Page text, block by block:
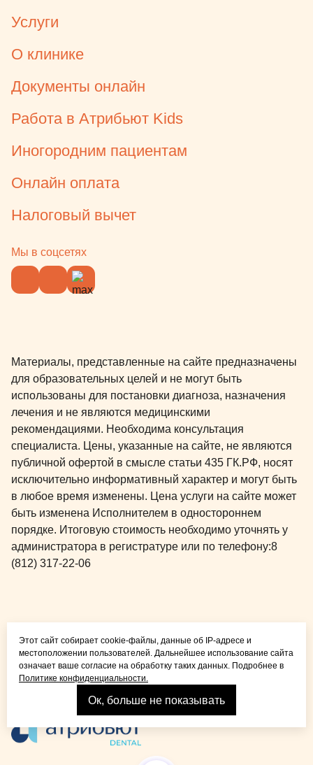
Услуги
О клинике
Документы онлайн
Работа в Атрибьют Kids
Иногородним пациентам
Онлайн оплата
Налоговый вычет
Мы в соцсетях
Материалы, представленные на сайте предназначены
для образовательных целей и не могут быть
использованы для постановки диагноза, назначения
лечения и не являются медицинскими
рекомендациями. Необходима консультация
специалиста. Цены, указанные на сайте, не являются
публичной офертой в смысле статьи 435 ГК.РФ, носят
исключительно информативный характер и могут быть
в любое время изменены. Цена услуги на сайте может
быть изменена Исполнителем в одностороннем
порядке. Итоговую стоимость необходимо уточнять у
администратора в регистратуре или по телефону:8
(812) 317-22-06
детей и взрослых
Взрослая стоматология
Этот сайт собирает cookie-файлы, данные об IP-адресе и
местоположении пользователей. Дальнейшее использование сайта
означает ваше согласие на обработку таких данных. Подробнее в
Политике конфиденциальности.
Ок, больше не показывать